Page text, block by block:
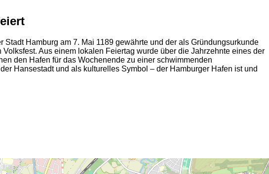
Hamburg am 7. Mai 1189 gewährte und der als Gründungsurkunde
Aus einem lokalen Feiertag wurde über die Jahrzehnte eines der
den Hafen für das Wochenende zu einer schwimmenden
Hansestadt und als kulturelles Symbol – der Hamburger Hafen ist und